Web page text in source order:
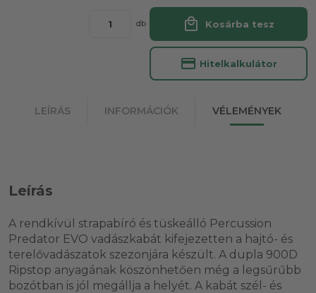
db local_mall Kosárba tesz
credit_card Hitelkalkulátor
LEÍRÁS INFORMÁCIÓK VÉLEMÉNYEK
Leírás
A rendkívül strapabíró és tüskeálló Percussion
Predator EVO vadászkabát kifejezetten a hajtó- és
terelővadászatok szezonjára készült. A dupla 900D
Ripstop anyagának köszönhetően még a legsűrűbb
bozótban is jól megállja a helyét. A kabát szél- és